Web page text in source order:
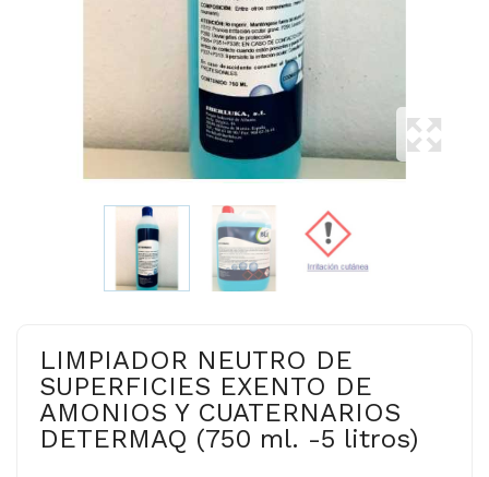
LIMPIADOR NEUTRO DE
SUPERFICIES EXENTO DE
AMONIOS Y CUATERNARIOS
DETERMAQ (750 ml. -5 litros)